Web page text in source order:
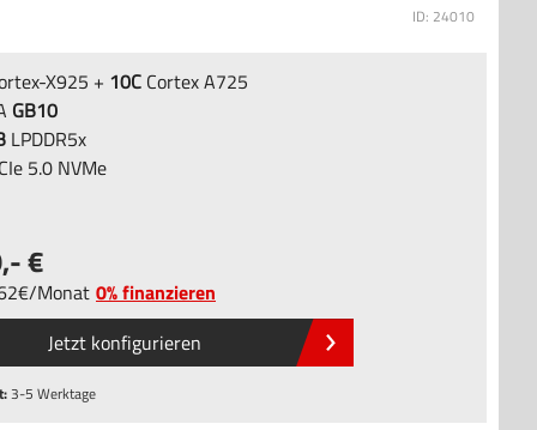
ID: 24010
X925 + 10C Cortex A725
GB10
LPDDR5x
5.0 NVMe
,-
/Monat 0% finanzieren
Jetzt konfigurieren
3-5 Werktage